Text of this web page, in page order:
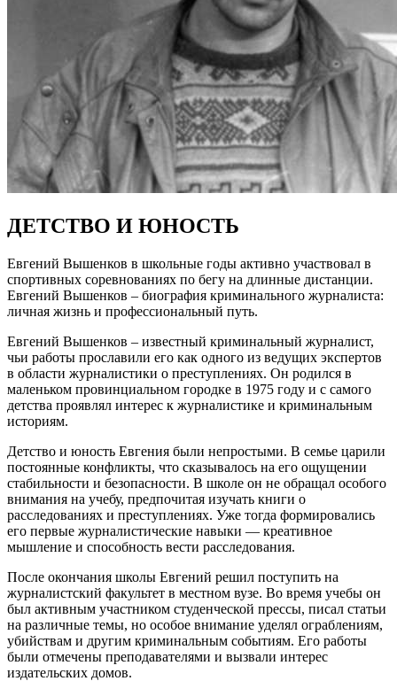
ДЕТСТВО И ЮНОСТЬ
Евгений Вышенков в школьные годы активно участвовал в
спортивных соревнованиях по бегу на длинные дистанции.
Евгений Вышенков – биография криминального журналиста:
личная жизнь и профессиональный путь.
Евгений Вышенков – известный криминальный журналист,
чьи работы прославили его как одного из ведущих экспертов
в области журналистики о преступлениях. Он родился в
маленьком провинциальном городке в 1975 году и с самого
детства проявлял интерес к журналистике и криминальным
историям.
Детство и юность Евгения были непростыми. В семье царили
постоянные конфликты, что сказывалось на его ощущении
стабильности и безопасности. В школе он не обращал особого
внимания на учебу, предпочитая изучать книги о
расследованиях и преступлениях. Уже тогда формировались
его первые журналистические навыки — креативное
мышление и способность вести расследования.
После окончания школы Евгений решил поступить на
журналистский факультет в местном вузе. Во время учебы он
был активным участником студенческой прессы, писал статьи
на различные темы, но особое внимание уделял ограблениям,
убийствам и другим криминальным событиям. Его работы
были отмечены преподавателями и вызвали интерес
издательских домов.